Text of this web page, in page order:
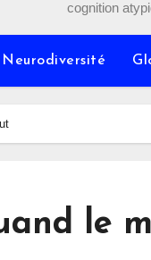
cognition
Neurodiversité
le